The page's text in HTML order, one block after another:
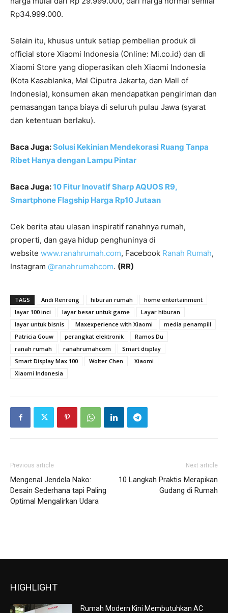
Rp34.999.000.
Selain itu, khusus untuk setiap pembelian produk di
official store Xiaomi Indonesia (Online: Mi.co.id) dan di
Xiaomi Store yang dioperasikan oleh Xiaomi Indonesia
(Kota Kasablanka, Mal Ciputra Jakarta, dan Mall of
Indonesia), konsumen akan mendapatkan pengiriman dan
pemasangan tanpa biaya di seluruh pulau Jawa (syarat
dan ketentuan berlaku).
Baca Juga:Solusi Kekinian Mendekorasi Ruang Tanpa
Ribet Hanya dengan Lampu Pintar
Baca Juga:10 Fitur Inovatif Sharp AQUOS R9,
Smartphone Flagship Harga Rp10 Jutaan
Cek berita atau ulasan inspiratif ranahnya rumah,
properti, dan gaya hidup penghuninya di
website www.ranahrumah.com, Facebook Ranah Rumah,
Instagram @ranahrumahcom. (RR)
TAGS Andi Renreng hiburan rumah
home entertainment
layar 100 inci
layar besar untuk game
Layar hiburan
layar untuk bisnis
Maxexperience with Xiaomi
media penampill
Patricia Gouw
perangkat elektronik
Ramos Du
ranah rumah
ranahrumahcom
Smart display
Smart Display Max 100
Wolter Chen
Xiaomi
Xiaomi Indonesia
Previous article
Mengenal Jendela Nako:
Desain Sederhana tapi Paling
Optimal Mengalirkan Udara
Next article
10 Langkah Praktis Merapikan
Gudang di Rumah
HIGHLIGHT
Rumah Modern Kini Membutuhkan AC